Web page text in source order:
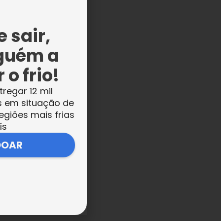
sair,
a
o frio!
12 mil
em situação de
mais frias